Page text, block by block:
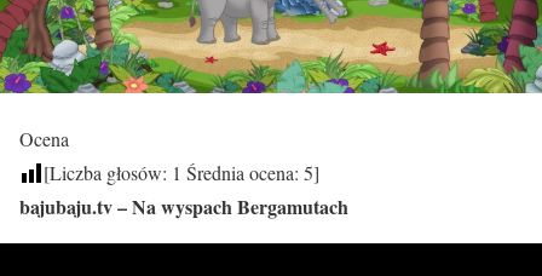
Ocena
[Liczba głosów: 1 Średnia ocena: 5]
bajubaju.tv – Na wyspach Bergamutach